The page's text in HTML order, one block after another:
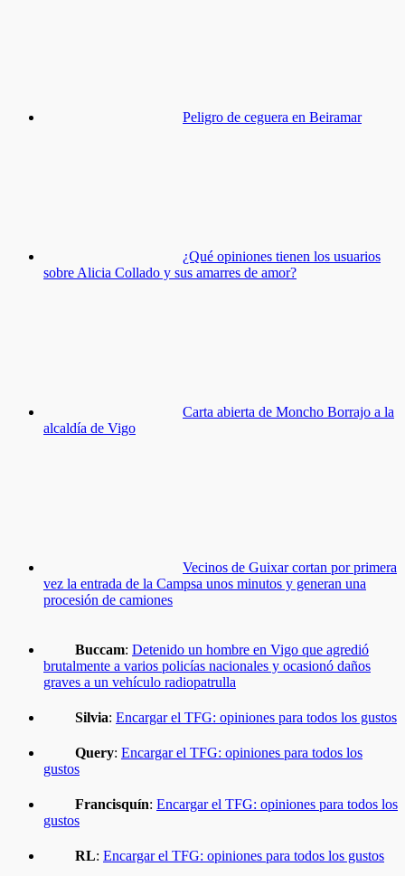
Peligro de ceguera en Beiramar
¿Qué opiniones tienen los usuarios
sobre Alicia Collado y sus amarres de amor?
Carta abierta de Moncho Borrajo a la
alcaldía de Vigo
Vecinos de Guixar cortan por primera
vez la entrada de la Campsa unos minutos y generan una
procesión de camiones
Buccam: Detenido un hombre en Vigo que agredió
brutalmente a varios policías nacionales y ocasionó daños
graves a un vehículo radiopatrulla
Silvia: Encargar el TFG: opiniones para todos los gustos
Query: Encargar el TFG: opiniones para todos los
gustos
Francisquín: Encargar el TFG: opiniones para todos los
gustos
RL: Encargar el TFG: opiniones para todos los gustos